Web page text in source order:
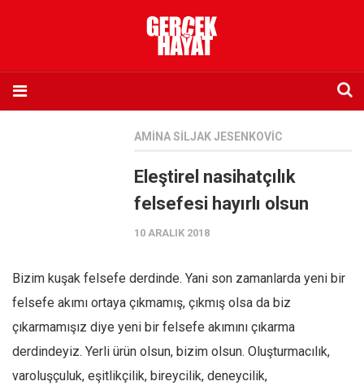
Abone olmak istiyorum
Sosyal Medya
Twitter
Facebook
AMINA SILJAK JESENKOVIC
Eleştirel nasihatçılık
felsefesi hayırlı olsun
10 ARALIK 2018
Bizim kuşak felsefe derdinde. Yani son zamanlarda yeni bir
felsefe akımı ortaya çıkmamış, çıkmış olsa da biz
çıkarmamışız diye yeni bir felsefe akımını çıkarma
derdindeyiz. Yerli ürün olsun, bizim olsun. Oluşturmacılık,
varoluşçuluk, eşitlikçilik, bireycilik, deneycilik,